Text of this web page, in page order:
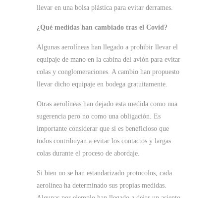
llevar en una bolsa plástica para evitar derrames.
¿Qué medidas han cambiado tras el Covid?
Algunas aerolíneas han llegado a prohibir llevar el
equipaje de mano en la cabina del avión para evitar
colas y conglomeraciones. A cambio han propuesto
llevar dicho equipaje en bodega gratuitamente.
Otras aerolíneas han dejado esta medida como una
sugerencia pero no como una obligación. Es
importante considerar que sí es beneficioso que
todos contribuyan a evitar los contactos y largas
colas durante el proceso de abordaje.
Si bien no se han estandarizado protocolos, cada
aerolínea ha determinado sus propias medidas.